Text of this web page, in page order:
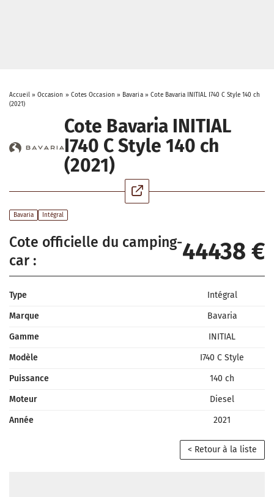
Accueil» Occasion » Cotes Occasion » Bavaria» Cote Bavaria INITIAL I740 C Style 140 ch
(2021)
Cote Bavaria INITIAL
I740 C Style 140 ch
(2021)
Bavaria Intégral
Cote officielle du camping-
car :
44438 €
Type
Intégral
Marque
Bavaria
Gamme
INITIAL
Modèle
I740 C Style
Puissance
140 ch
Moteur
Diesel
Année
2021
< Retour à la liste